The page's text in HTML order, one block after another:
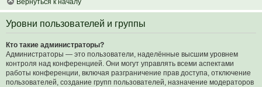
Вернуться к началу
Уровни пользователей и группы
Кто такие администраторы?
Администраторы — это пользователи, наделённые высшим уровнем
контроля над конференцией. Они могут управлять всеми аспектами
работы конференции, включая разграничение прав доступа, отключение
пользователей, создание групп пользователей, назначение модераторов